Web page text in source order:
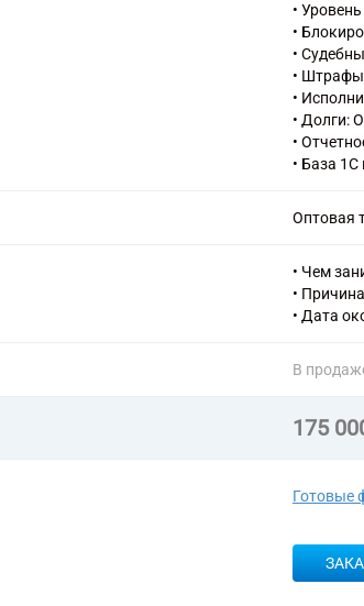
•
•
•
•
•
• Долги:
•
• База 1С
Оптовая
• Чем
•
• Дата
В
175
Готовые